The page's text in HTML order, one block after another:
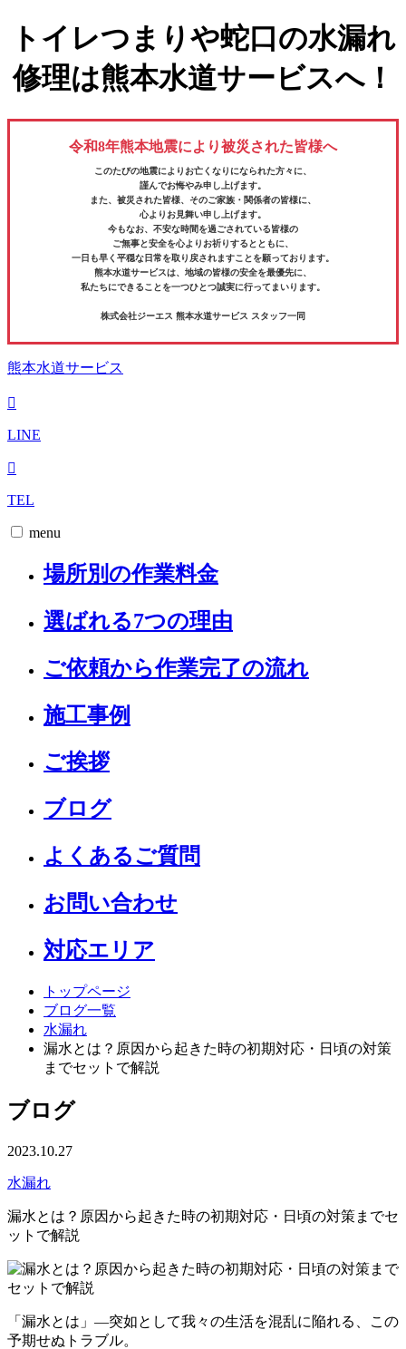
トイレつまりや蛇口の水漏れ
修理は熊本水道サービスへ！
令和8年熊本地震により被災された皆様へ
このたびの地震によりお亡くなりになられた方々に、
謹んでお悔やみ申し上げます。
また、被災された皆様、そのご家族・関係者の皆様に、
心よりお見舞い申し上げます。
今もなお、不安な時間を過ごされている皆様の
ご無事と安全を心よりお祈りするとともに、
一日も早く平穏な日常を取り戻されますことを願っております。
熊本水道サービスは、地域の皆様の安全を最優先に、
私たちにできることを一つひとつ誠実に行ってまいります。
株式会社ジーエス 熊本水道サービス スタッフ一同
熊本水道サービス
LINE
TEL
menu
場所別の作業料金
選ばれる7つの理由
ご依頼から作業完了の流れ
施工事例
ご挨拶
ブログ
よくあるご質問
お問い合わせ
対応エリア
トップページ
ブログ一覧
水漏れ
漏水とは？原因から起きた時の初期対応・日頃の対策
までセットで解説
ブログ
2023.10.27
水漏れ
漏水とは？原因から起きた時の初期対応・日頃の対策までセ
ットで解説
「漏水とは」—突如として我々の生活を混乱に陥れる、この
予期せぬトラブル。